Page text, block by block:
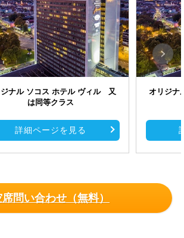
ナル ソコス ホテル ヴィル 又
は同等クラス
詳細ページを見る
オリジナ
席問い合わせ（無料）